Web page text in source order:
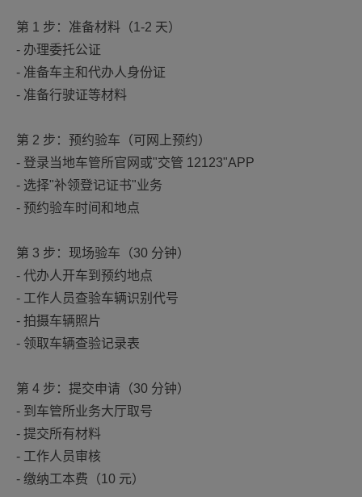
第 1 步：准备材料（1-2 天）
- 办理委托公证
- 准备车主和代办人身份证
- 准备行驶证等材料
第 2 步：预约验车（可网上预约）
- 登录当地车管所官网或"交管 12123"APP
- 选择"补领登记证书"业务
- 预约验车时间和地点
第 3 步：现场验车（30 分钟）
- 代办人开车到预约地点
- 工作人员查验车辆识别代号
- 拍摄车辆照片
- 领取车辆查验记录表
第 4 步：提交申请（30 分钟）
- 到车管所业务大厅取号
- 提交所有材料
- 工作人员审核
- 缴纳工本费（10 元）